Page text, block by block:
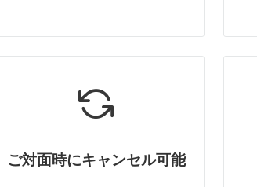
ご対面時にキャンセル可能